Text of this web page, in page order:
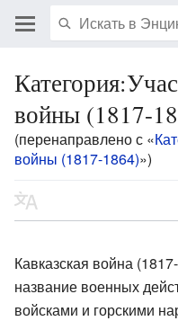
войны (1817-
(перенаправлено с «
войны (1817-1864)»)
Кавказская война
название военных
войсками и горскими